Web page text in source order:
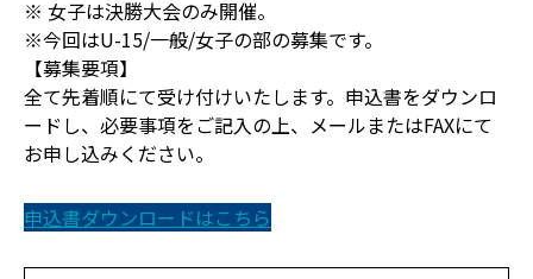
※ 女子は決勝大会のみ開催。
※今回はU-15/一般/女子の部の募集です。
【募集要項】
全て先着順にて受け付けいたします。申込書をダウンロ
ードし、必要事項をご記入の上、メールまたはFAXにて
お申し込みください。
申込書ダウンロードはこちら